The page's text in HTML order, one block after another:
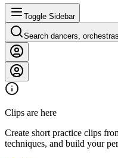
Toggle Sidebar
Search dancers,
Clips are here
Create short practice clips
techniques, and build your